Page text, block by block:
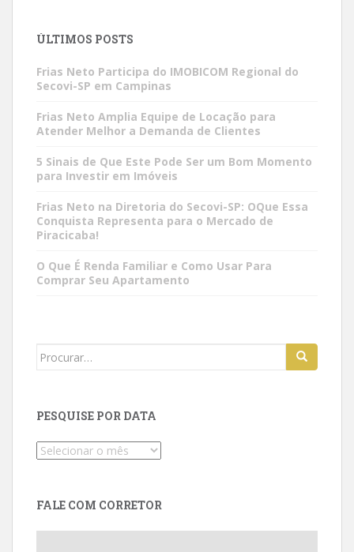
ÚLTIMOS POSTS
Frias Neto Participa do IMOBICOM Regional do
Secovi-SP em Campinas
Frias Neto Amplia Equipe de Locação para
Atender Melhor a Demanda de Clientes
5 Sinais de Que Este Pode Ser um Bom Momento
para Investir em Imóveis
Frias Neto na Diretoria do Secovi-SP: OQue Essa
Conquista Representa para o Mercado de
Piracicaba!
O Que É Renda Familiar e Como Usar Para
Comprar Seu Apartamento
Search
PESQUISE POR DATA
Pesquise
FALE COM CORRETOR